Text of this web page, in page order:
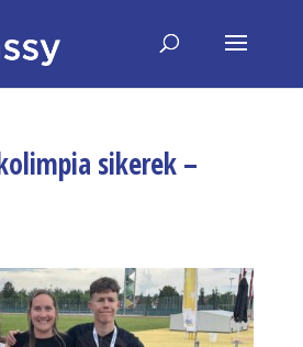
sikerek –